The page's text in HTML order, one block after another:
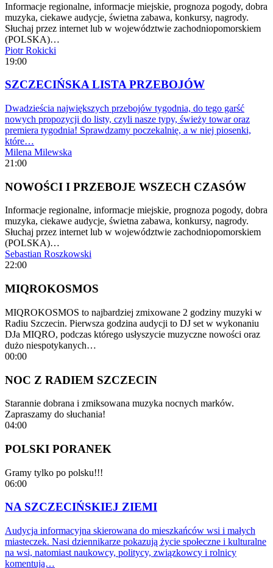
Informacje regionalne, informacje miejskie, prognoza pogody, dobra
muzyka, ciekawe audycje, świetna zabawa, konkursy, nagrody.
Słuchaj przez internet lub w województwie zachodniopomorskiem
(POLSKA)…
Piotr Rokicki
19:00
SZCZECIŃSKA LISTA PRZEBOJÓW
Dwadzieścia największych przebojów tygodnia, do tego garść
nowych propozycji do listy, czyli nasze typy, świeży towar oraz
premiera tygodnia! Sprawdzamy poczekalnię, a w niej piosenki,
które…
Milena Milewska
21:00
NOWOŚCI I PRZEBOJE WSZECH CZASÓW
Informacje regionalne, informacje miejskie, prognoza pogody, dobra
muzyka, ciekawe audycje, świetna zabawa, konkursy, nagrody.
Słuchaj przez internet lub w województwie zachodniopomorskiem
(POLSKA)…
Sebastian Roszkowski
22:00
MIQROKOSMOS
MIQROKOSMOS to najbardziej zmixowane 2 godziny muzyki w
Radiu Szczecin. Pierwsza godzina audycji to DJ set w wykonaniu
DJa MIQRO, podczas którego usłyszycie muzyczne nowości oraz
dużo niespotykanych…
00:00
NOC Z RADIEM SZCZECIN
Starannie dobrana i zmiksowana muzyka nocnych marków.
Zapraszamy do słuchania!
04:00
POLSKI PORANEK
Gramy tylko po polsku!!!
06:00
NA SZCZECIŃSKIEJ ZIEMI
Audycja informacyjna skierowana do mieszkańców wsi i małych
miasteczek. Nasi dziennikarze pokazują życie społeczne i kulturalne
na wsi, natomiast naukowcy, politycy, związkowcy i rolnicy
komentują…